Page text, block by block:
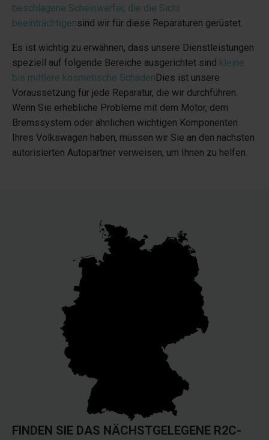
beschlagene Scheinwerfer, die die Sicht
beeinträchtigensind wir für diese Reparaturen gerüstet.
Es ist wichtig zu erwähnen, dass unsere Dienstleistungen
speziell auf folgende Bereiche ausgerichtet sind kleine
bis mittlere kosmetische Schäden Dies ist unsere
Voraussetzung für jede Reparatur, die wir durchführen.
Wenn Sie erhebliche Probleme mit dem Motor, dem
Bremssystem oder ähnlichen wichtigen Komponenten
Ihres Volkswagen haben, müssen wir Sie an den nächsten
autorisierten Autopartner verweisen, um Ihnen zu helfen.
FINDEN SIE DAS NÄCHSTGELEGENE R2C-